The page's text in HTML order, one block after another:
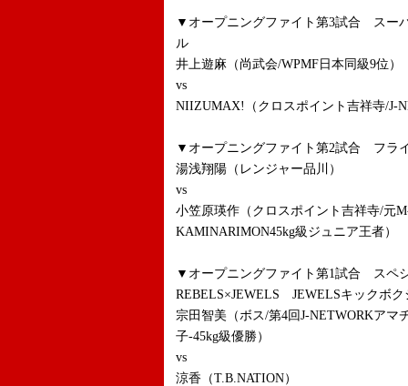
▼オープニングファイト第3試合 スー
ル
井上遊麻（尚武会/WPMF日本同級9位）
vs
NIIZUMAX!（クロスポイント吉祥寺/J-
▼オープニングファイト第2試合 フ
湯浅翔陽（レンジャー品川）
vs
小笠原瑛作（クロスポイント吉祥寺/元
KAMINARIMON45kg級ジュニア王者）
▼オープニングファイト第1試合 スペ
REBELS×JEWELS JEWELSキックボ
宗田智美（ボス/第4回J-NETWORKアマ
子-45kg級優勝）
vs
涼香（T.B.NATION）